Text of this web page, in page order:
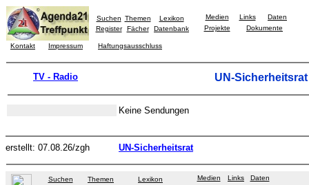
Suchen Themen
Lexikon
Register
Fächer Datenbank
Medien Links
Daten
Projekte
Dokumente
Kontakt Impressum Haftungsausschluss
TV - Radio UN-Sicherheitsrat
Keine Sendungen
erstellt: 07.08.26/zgh UN-Sicherheitsrat
Suchen Themen
Lexikon
Medien Links
Daten